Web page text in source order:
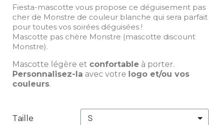
Fiesta-mascotte vous propose ce déguisement pas
cher de Monstre de couleur blanche qui sera parfait
pour toutes vos soirées déguisées !
Mascotte pas chère Monstre (mascotte discount
Monstre).
Mascotte légère et confortable à porter.
Personnalisez-la avec votre logo et/ou vos
couleurs.
Taille